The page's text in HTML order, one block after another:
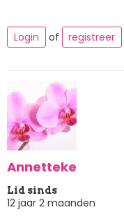
Login of registreer
Annetteke
Lid sinds
12 jaar 2 maanden